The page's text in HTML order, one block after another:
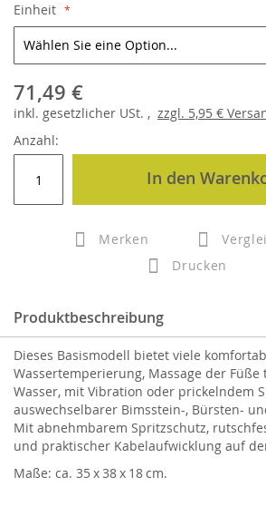
Einheit
71,49 €
inkl. gesetzlicher USt. , zzgl. 5,95 €
Anzahl:
In den
Merken
Drucken
Produktbeschreibung
Dieses Basismodell bietet viele
Wassertemperierung, Massage der Füße
Wasser, mit Vibration oder prickelndem
auswechselbarer Bimsstein-, Bürsten-
Mit abnehmbarem Spritzschutz,
und praktischer Kabelaufwicklung auf
Maße: ca. 35 x 38 x 18 cm.